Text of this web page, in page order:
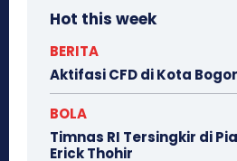
Hot this week
BERITA
Aktifasi CFD di Kota
BOLA
Timnas RI Tersingkir di
Erick Thohir